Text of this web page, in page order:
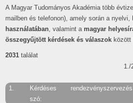
A Magyar Tudományos Akadémia több
mailben és telefonon), amely során a
használatában , valamint a magyar
összegyűjtött kérdések és válaszok között
2031 találat
1./
1.
Kérdéses
szó: